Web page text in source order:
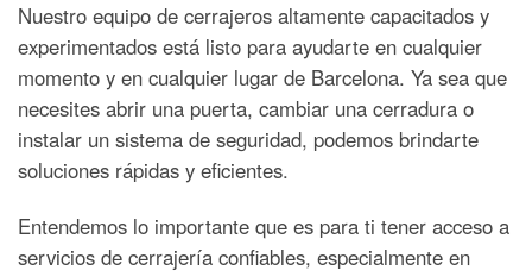
Nuestro equipo de cerrajeros altamente capacitados y
experimentados está listo para ayudarte en cualquier
momento y en cualquier lugar de Barcelona. Ya sea que
necesites abrir una puerta, cambiar una cerradura o
instalar un sistema de seguridad, podemos brindarte
soluciones rápidas y eficientes.
Entendemos lo importante que es para ti tener acceso a
servicios de cerrajería confiables, especialmente en